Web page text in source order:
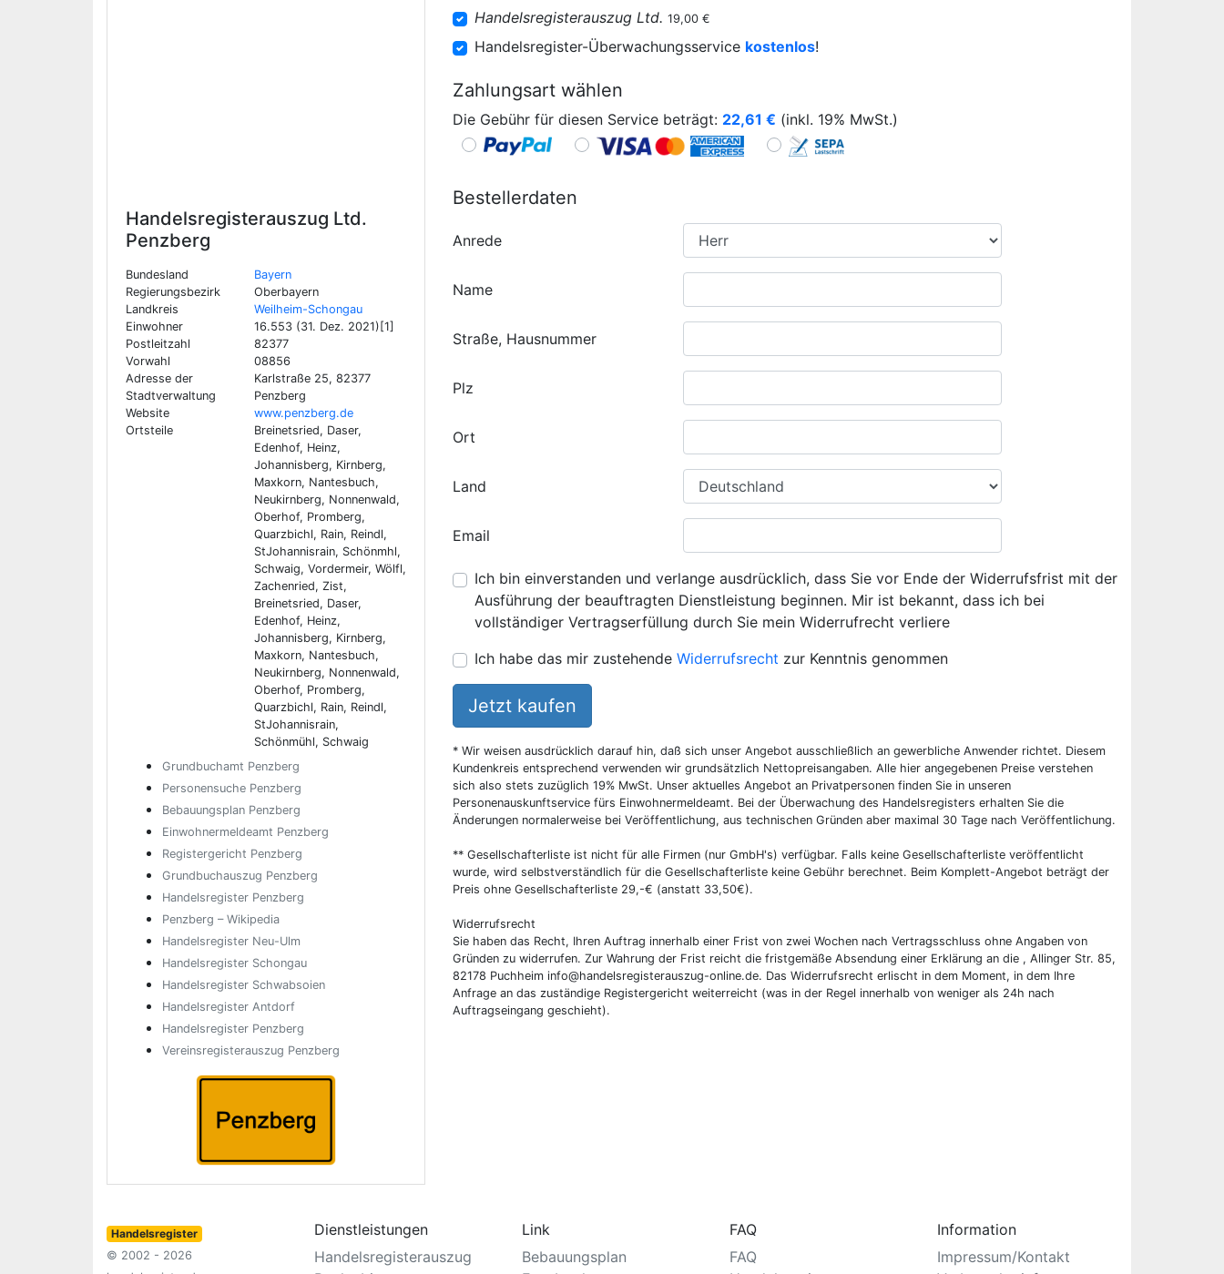
Handelsregisterauszug Ltd.
Penzberg
Bundesland
Bayern
Regierungsbezirk
Oberbayern
Landkreis
Weilheim-Schongau
Einwohner
16.553 (31. Dez. 2021)[1]
Postleitzahl
82377
Vorwahl
08856
Adresse der
Stadtverwaltung
Karlstraße 25, 82377
Penzberg
Website
www.penzberg.de
Ortsteile
Breinetsried, Daser,
Edenhof, Heinz,
Johannisberg, Kirnberg,
Maxkorn, Nantesbuch,
Neukirnberg, Nonnenwald,
Oberhof, Promberg,
Quarzbichl, Rain, Reindl,
StJohannisrain, Schönmhl,
Schwaig, Vordermeir, Wölfl,
Zachenried, Zist,
Breinetsried, Daser,
Edenhof, Heinz,
Johannisberg, Kirnberg,
Maxkorn, Nantesbuch,
Neukirnberg, Nonnenwald,
Oberhof, Promberg,
Quarzbichl, Rain, Reindl,
StJohannisrain,
Schönmühl, Schwaig
Grundbuchamt Penzberg
Personensuche Penzberg
Bebauungsplan Penzberg
Einwohnermeldeamt Penzberg
Registergericht Penzberg
Grundbuchauszug Penzberg
Handelsregister Penzberg
Penzberg – Wikipedia
Handelsregister Neu-Ulm
Handelsregister Schongau
Handelsregister Schwabsoien
Handelsregister Antdorf
Handelsregister Penzberg
Vereinsregisterauszug Penzberg
Handelsregisterauszug Ltd. 19,00 €
Handelsregister-Überwachungsservice kostenlos!
Zahlungsart wählen
Die Gebühr für diesen Service beträgt: 22,61 € (inkl. 19% MwSt.)
Bestellerdaten
Anrede
Name
Straße, Hausnummer
Plz
Ort
Land
Email
Ich bin einverstanden und verlange ausdrücklich, dass Sie vor Ende der Widerrufsfrist mit der
Ausführung der beauftragten Dienstleistung beginnen. Mir ist bekannt, dass ich bei
vollständiger Vertragserfüllung durch Sie mein Widerrufrecht verliere
Ich habe das mir zustehende Widerrufsrecht zur Kenntnis genommen
Jetzt kaufen
* Wir weisen ausdrücklich darauf hin, daß sich unser Angebot ausschließlich an gewerbliche Anwender richtet. Diesem
Kundenkreis entsprechend verwenden wir grundsätzlich Nettopreisangaben. Alle hier angegebenen Preise verstehen
sich also stets zuzüglich 19% MwSt. Unser aktuelles Angebot an Privatpersonen finden Sie in unseren
Personenauskunftservice fürs Einwohnermeldeamt. Bei der Überwachung des Handelsregisters erhalten Sie die
Änderungen normalerweise bei Veröffentlichung, aus technischen Gründen aber maximal 30 Tage nach Veröffentlichung.
** Gesellschafterliste ist nicht für alle Firmen (nur GmbH's) verfügbar. Falls keine Gesellschafterliste veröffentlicht
wurde, wird selbstverständlich für die Gesellschafterliste keine Gebühr berechnet. Beim Komplett-Angebot beträgt der
Preis ohne Gesellschafterliste 29,-€ (anstatt 33,50€).
Widerrufsrecht
Sie haben das Recht, Ihren Auftrag innerhalb einer Frist von zwei Wochen nach Vertragsschluss ohne Angaben von
Gründen zu widerrufen. Zur Wahrung der Frist reicht die fristgemäße Absendung einer Erklärung an die , Allinger Str. 85,
82178 Puchheim info@handelsregisterauszug-online.de. Das Widerrufsrecht erlischt in dem Moment, in dem Ihre
Anfrage an das zuständige Registergericht weiterreicht (was in der Regel innerhalb von weniger als 24h nach
Auftragseingang geschieht).
Handelsregister
© 2002 - 2026
Dienstleistungen
Handelsregisterauszug
Link
Bebauungsplan
FAQ
FAQ
Information
Impressum/Kontakt